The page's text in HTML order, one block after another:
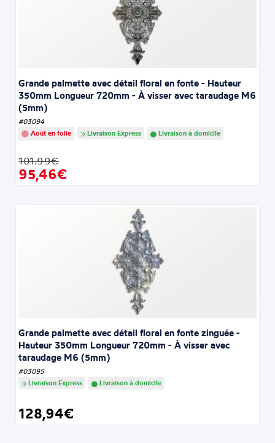
Grande palmette avec détail floral en fonte - Hauteur
350mm Longueur 720mm - À visser avec taraudage M6
(5mm)
#03094
Août en folie
Livraison Express Livraison à domicile
101.99€
95,46€
Grande palmette avec détail floral en fonte zinguée -
Hauteur 350mm Longueur 720mm - À visser avec
taraudage M6 (5mm)
#03095
Livraison Express
Livraison à domicile
128,94€